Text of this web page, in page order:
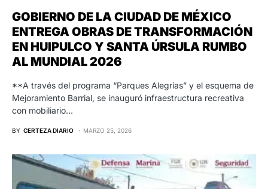
GOBIERNO DE LA CIUDAD DE MÉXICO
ENTREGA OBRAS DE TRANSFORMACIÓN
EN HUIPULCO Y SANTA ÚRSULA RUMBO
AL MUNDIAL 2026
**A través del programa “Parques Alegrías” y el esquema de
Mejoramiento Barrial, se inauguró infraestructura recreativa
con mobiliario…
BY CERTEZA DIARIO MARZO 25, 2026